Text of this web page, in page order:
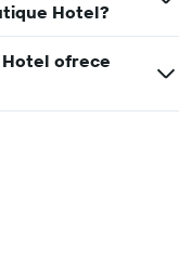
Hotel?
Hotel ofrece